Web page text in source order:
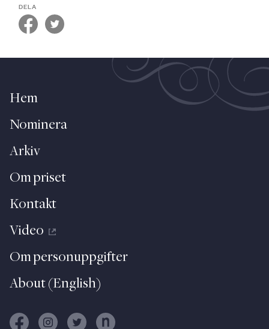
DELA
Hem
Nominera
Arkiv
Om priset
Kontakt
Video
Om personuppgifter
About (English)